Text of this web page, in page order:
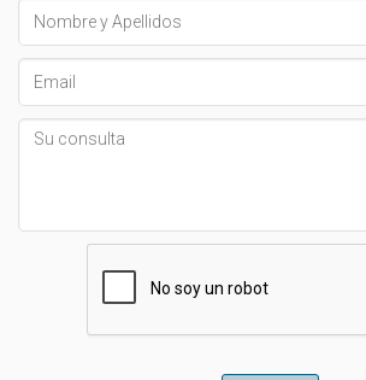
Apellidos
Su